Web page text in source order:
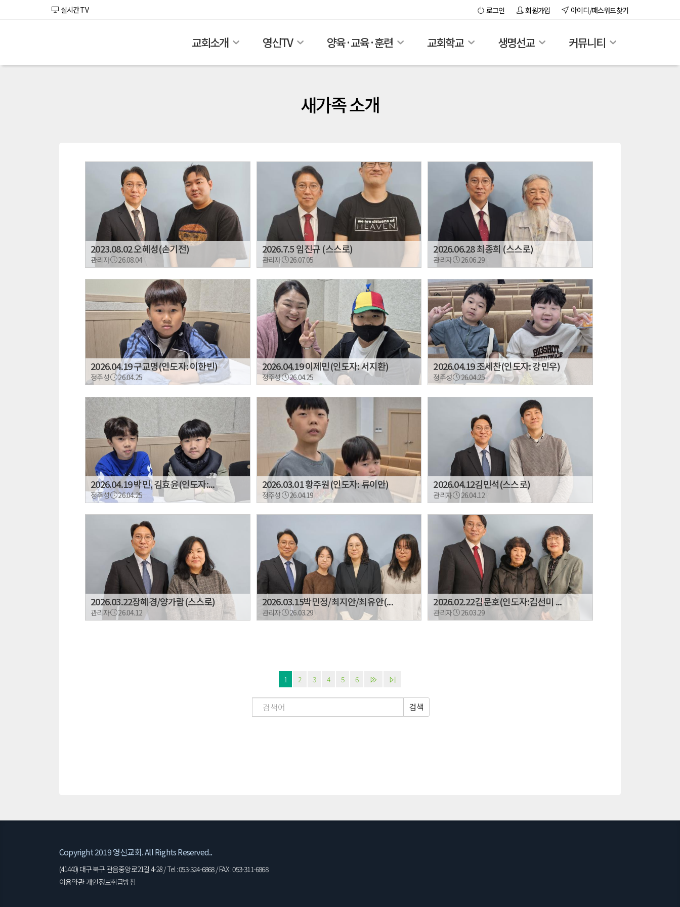
실시간 TV 로그인 회원가입 아이디/패스워드찾기
교회소개 영신TV 양육·교육·훈련 교회학교 생명선교 커뮤니티
새가족 소개
2023.08.02 오혜성(손기전)
관리자 26.08.04
2026.7.5 임진규 (스스로)
관리자 26.07.05
2026.06.28 최종희 (스스로)
관리자 26.06.29
2026.04.19 구교명(인도자: 이한빈)
정주성 26.04.25
2026.04.19 이제민(인도자: 서지환)
정주성 26.04.25
2026.04.19 조세찬(인도자: 강민우)
정주성 26.04.25
2026.04.19 박민, 김효윤(인도자:...
정주성 26.04.25
2026.03.01 황주원(인도자: 류이안)
정주성 26.04.19
2026.04.12김민석(스스로)
관리자 26.04.12
2026.03.22장혜경/양가람(스스로)
관리자 26.04.12
2026.03.15박민정/최지안/최유안(...
관리자 26.03.29
2026.02.22김문호(인도자:김선미 ...
관리자 26.03.29
1 2 3 4 5 6
검색
Copyright 2019 영신교회. All Rights Reserved..
(41440) 대구 북구 관음중앙로21길 4-28 / Tel : 053-324-6868 / FAX : 053-311-6868
이용약관 개인정보취급방침